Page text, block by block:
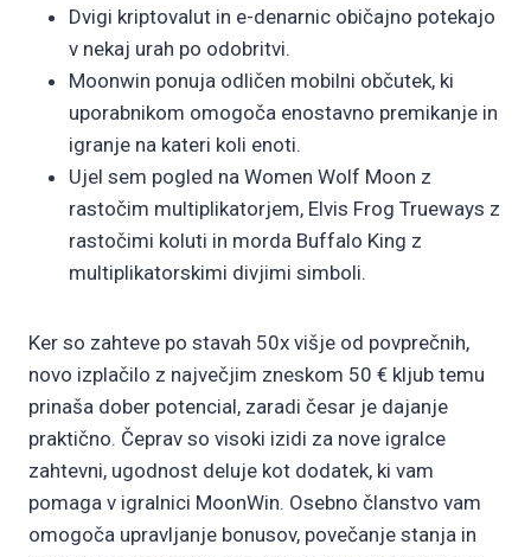
Dvigi kriptovalut in e-denarnic običajno potekajo
v nekaj urah po odobritvi.
Moonwin ponuja odličen mobilni občutek, ki
uporabnikom omogoča enostavno premikanje in
igranje na kateri koli enoti.
Ujel sem pogled na Women Wolf Moon z
rastočim multiplikatorjem, Elvis Frog Trueways z
rastočimi koluti in morda Buffalo King z
multiplikatorskimi divjimi simboli.
Ker so zahteve po stavah 50x višje od povprečnih,
novo izplačilo z največjim zneskom 50 € kljub temu
prinaša dober potencial, zaradi česar je dajanje
praktično. Čeprav so visoki izidi za nove igralce
zahtevni, ugodnost deluje kot dodatek, ki vam
pomaga v igralnici MoonWin. Osebno članstvo vam
omogoča upravljanje bonusov, povečanje stanja in